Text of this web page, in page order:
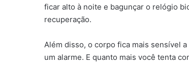
ficar alto à noite e bagunçar o relógio
recuperação.
Além disso, o corpo fica mais sensível
um alarme. E quanto mais você tenta